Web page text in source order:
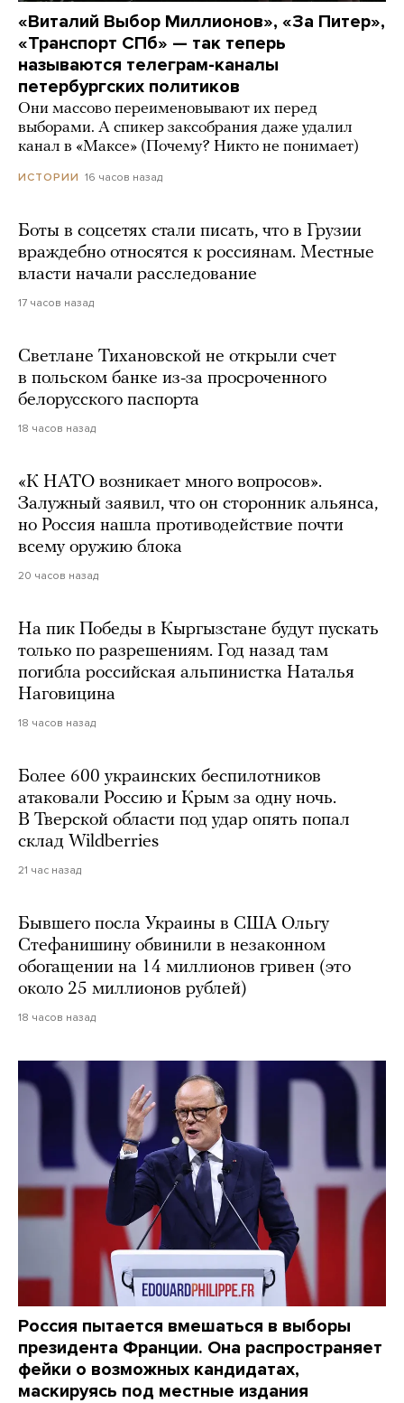
«Виталий Выбор Миллионов», «За Питер»,
«Транспорт СПб» — так теперь
называются телеграм-каналы
петербургских политиков
Они массово переименовывают их перед
выборами. А спикер заксобрания даже удалил
канал в «Максе» (Почему? Никто не понимает)
ИСТОРИИ 16 часов назад
Боты в соцсетях стали писать, что в Грузии
враждебно относятся к россиянам. Местные
власти начали расследование
17 часов назад
Светлане Тихановской не открыли счет
в польском банке из-за просроченного
белорусского паспорта
18 часов назад
«К НАТО возникает много вопросов».
Залужный заявил, что он сторонник альянса,
но Россия нашла противодействие почти
всему оружию блока
20 часов назад
На пик Победы в Кыргызстане будут пускать
только по разрешениям. Год назад там
погибла российская альпинистка Наталья
Наговицина
18 часов назад
Более 600 украинских беспилотников
атаковали Россию и Крым за одну ночь.
В Тверской области под удар опять попал
склад Wildberries
21 час назад
Бывшего посла Украины в США Ольгу
Стефанишину обвинили в незаконном
обогащении на 14 миллионов гривен (это
около 25 миллионов рублей)
18 часов назад
Россия пытается вмешаться в выборы
президента Франции. Она распространяет
фейки о возможных кандидатах,
маскируясь под местные издания